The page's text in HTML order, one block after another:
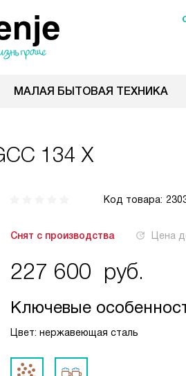
МАЛАЯ БЫТОВАЯ ТЕХНИКА
134 X
Код товара:
Снят с производства Цена
227 600 руб.
Ключевые
Цвет: нержавеющая сталь